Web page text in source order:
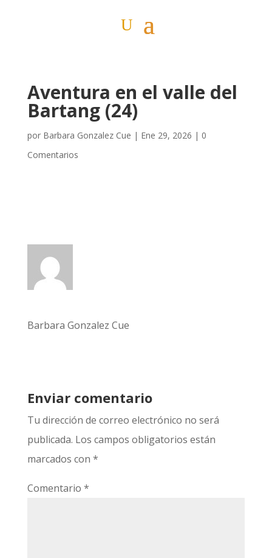
Aventura en el valle del
Bartang (24)
por Barbara Gonzalez Cue | Ene 29, 2026 | 0
Comentarios
Barbara Gonzalez Cue
Enviar comentario
Tu dirección de correo electrónico no será
publicada. Los campos obligatorios están
marcados con *
Comentario *